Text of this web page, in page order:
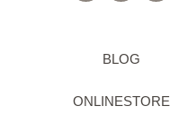
BLOG
ONLINESTORE